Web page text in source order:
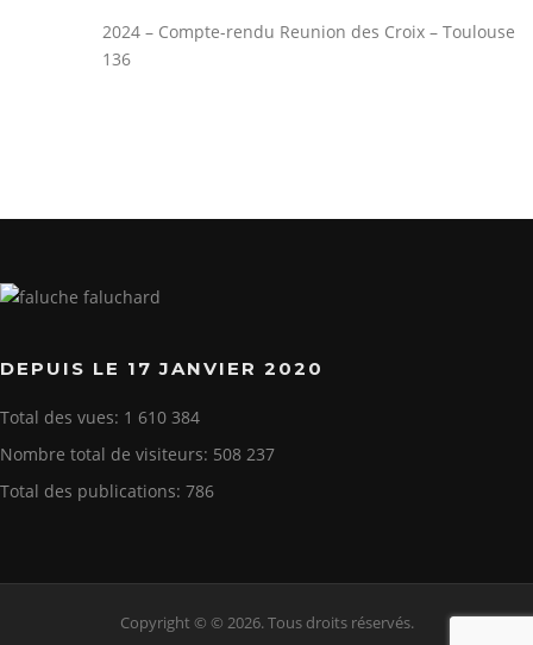
2024 – Compte-rendu Reunion des Croix – Toulouse
136
DEPUIS LE 17 JANVIER 2020
Total des vues: 1 610 384
Nombre total de visiteurs: 508 237
Total des publications: 786
Copyright © © 2026. Tous droits réservés.